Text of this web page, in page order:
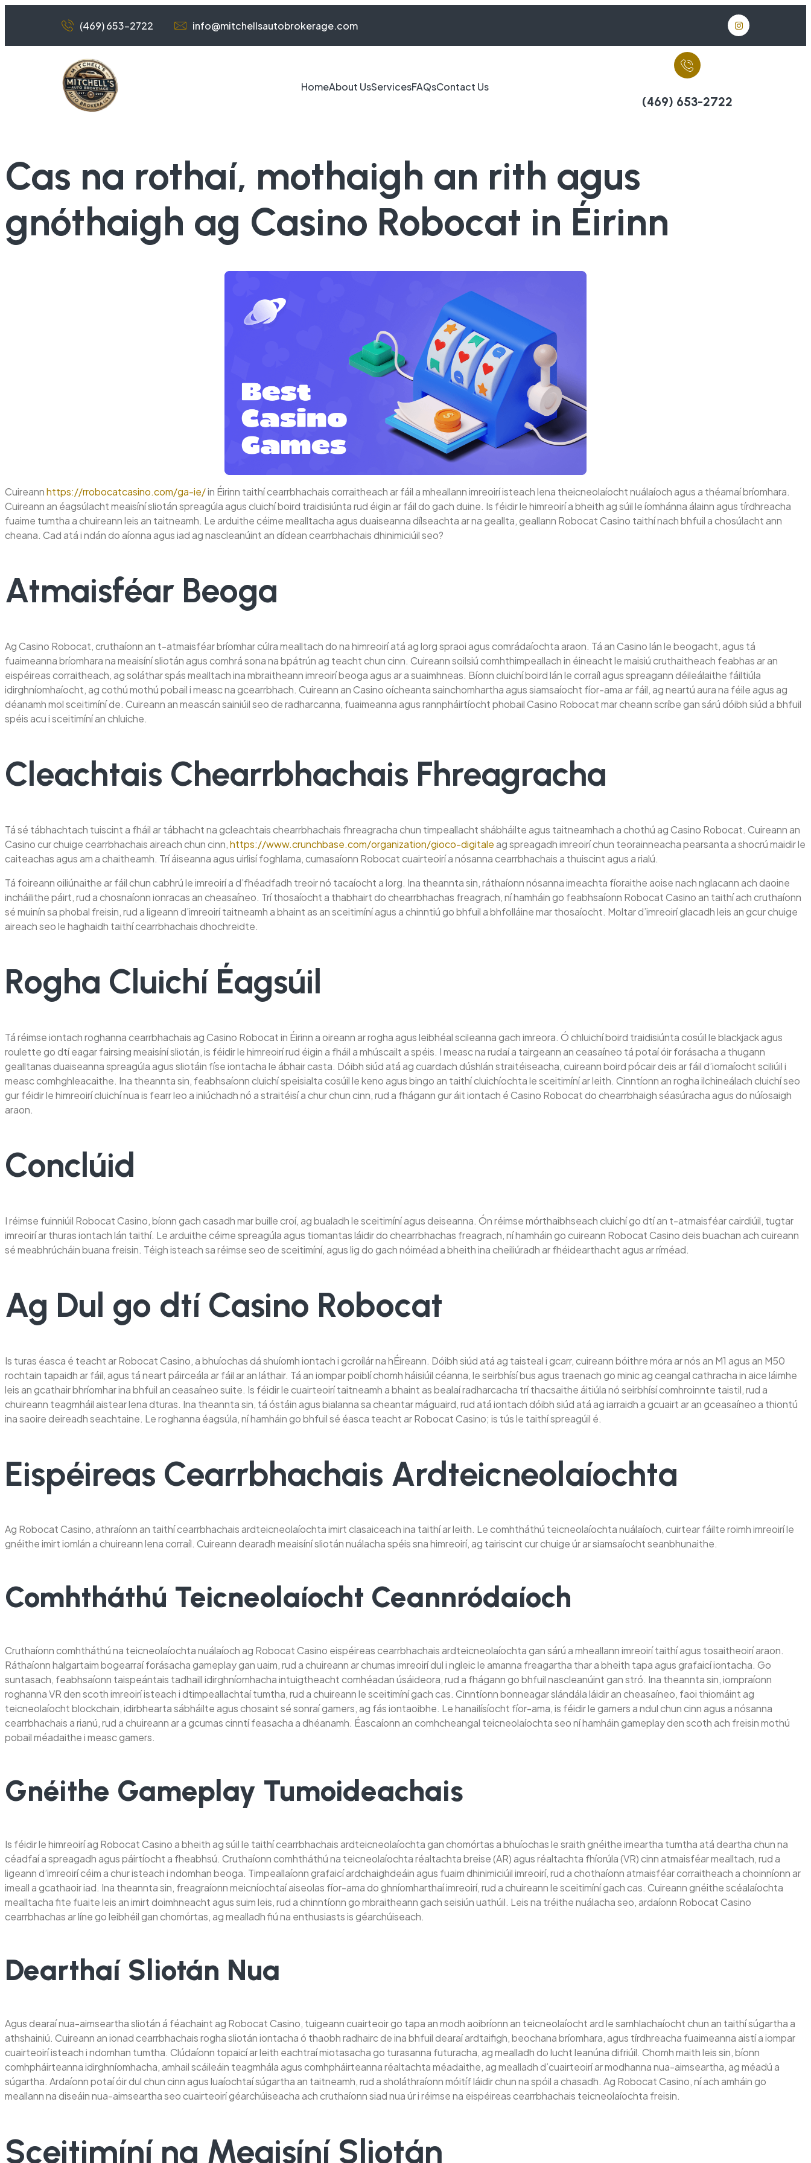
(469) 653-2722 info@mitchellsautobrokerage.com
HomeAbout UsServicesFAQsContact Us
(469) 653-2722
Cas na rothaí, mothaigh an rith agus
gnóthaigh ag Casino Robocat in Éirinn
Cuireannhttps://rrobocatcasino.com/ga-ie/in Éirinn taithí cearrbhachais corraitheach ar fáil a mheallann imreoirí isteach lena theicneolaíocht nuálaíoch agus a théamaí bríomhara.
Cuireann an éagsúlacht meaisíní sliotán spreagúla agus cluichí boird traidisiúnta rud éigin ar fáil do gach duine. Is féidir le himreoirí a bheith ag súil le íomhánna álainn agus tírdhreacha
fuaime tumtha a chuireann leis an taitneamh. Le arduithe céime mealltacha agus duaiseanna dílseachta ar na geallta, geallann Robocat Casino taithí nach bhfuil a chosúlacht ann
cheana. Cad atá i ndán do aíonna agus iad ag nascleanúint an dídean cearrbhachais dhinimiciúil seo?
Atmaisféar Beoga
Ag Casino Robocat, cruthaíonn an t-atmaisféar bríomhar cúlra mealltach do na himreoirí atá ag lorg spraoi agus comrádaíochta araon. Tá an Casino lán le beogacht, agus tá
fuaimeanna bríomhara na meaisíní sliotán agus comhrá sona na bpátrún ag teacht chun cinn. Cuireann soilsiú comhthimpeallach in éineacht le maisiú cruthaitheach feabhas ar an
eispéireas corraitheach, ag soláthar spás mealltach ina mbraitheann imreoirí beoga agus ar a suaimhneas. Bíonn cluichí boird lán le corraíl agus spreagann déileálaithe fáiltiúla
idirghníomhaíocht, ag cothú mothú pobail i measc na gcearrbhach. Cuireann an Casino oícheanta sainchomhartha agus siamsaíocht fíor-ama ar fáil, ag neartú aura na féile agus ag
déanamh mol sceitimíní de. Cuireann an meascán sainiúil seo de radharcanna, fuaimeanna agus rannpháirtíocht phobail Casino Robocat mar cheann scríbe gan sárú dóibh siúd a bhfuil
spéis acu i sceitimíní an chluiche.
Cleachtais Chearrbhachais Fhreagracha
Tá sé tábhachtach tuiscint a fháil ar tábhacht na gcleachtais chearrbhachais fhreagracha chun timpeallacht shábháilte agus taitneamhach a chothú ag Casino Robocat. Cuireann an
Casino cur chuige cearrbhachais aireach chun cinn,https://www.crunchbase.com/organization/gioco-digitaleag spreagadh imreoirí chun teorainneacha pearsanta a shocrú maidir le
caiteachas agus am a chaitheamh. Trí áiseanna agus uirlisí foghlama, cumasaíonn Robocat cuairteoirí a nósanna cearrbhachais a thuiscint agus a rialú.
Tá foireann oiliúnaithe ar fáil chun cabhrú le imreoirí a d’fhéadfadh treoir nó tacaíocht a lorg. Ina theannta sin, ráthaíonn nósanna imeachta fíoraithe aoise nach nglacann ach daoine
incháilithe páirt, rud a chosnaíonn ionracas an cheasaíneo. Trí thosaíocht a thabhairt do chearrbhachas freagrach, ní hamháin go feabhsaíonn Robocat Casino an taithí ach cruthaíonn
sé muinín sa phobal freisin, rud a ligeann d’imreoirí taitneamh a bhaint as an sceitimíní agus a chinntiú go bhfuil a bhfolláine mar thosaíocht. Moltar d’imreoirí glacadh leis an gcur chuige
aireach seo le haghaidh taithí cearrbhachais dhochreidte.
Rogha Cluichí Éagsúil
Tá réimse iontach roghanna cearrbhachais ag Casino Robocat in Éirinn a oireann ar rogha agus leibhéal scileanna gach imreora. Ó chluichí boird traidisiúnta cosúil le blackjack agus
roulette go dtí eagar fairsing meaisíní sliotán, is féidir le himreoirí rud éigin a fháil a mhúscailt a spéis. I measc na rudaí a tairgeann an ceasaíneo tá potaí óir forásacha a thugann
gealltanas duaiseanna spreagúla agus sliotáin físe iontacha le ábhair casta. Dóibh siúd atá ag cuardach dúshlán straitéiseacha, cuireann boird pócair deis ar fáil d’iomaíocht sciliúil i
measc comhghleacaithe. Ina theannta sin, feabhsaíonn cluichí speisialta cosúil le keno agus bingo an taithí cluichíochta le sceitimíní ar leith. Cinntíonn an rogha ilchineálach cluichí seo
gur féidir le himreoirí cluichí nua is fearr leo a iniúchadh nó a straitéisí a chur chun cinn, rud a fhágann gur áit iontach é Casino Robocat do chearrbhaigh séasúracha agus do núíosaigh
araon.
Conclúid
I réimse fuinniúil Robocat Casino, bíonn gach casadh mar buille croí, ag bualadh le sceitimíní agus deiseanna. Ón réimse mórthaibhseach cluichí go dtí an t-atmaisféar cairdiúil, tugtar
imreoirí ar thuras iontach lán taithí. Le arduithe céime spreagúla agus tiomantas láidir do chearrbhachas freagrach, ní hamháin go cuireann Robocat Casino deis buachan ach cuireann
sé meabhrúcháin buana freisin. Téigh isteach sa réimse seo de sceitimíní, agus lig do gach nóiméad a bheith ina cheiliúradh ar fhéidearthacht agus ar ríméad.
Ag Dul go dtí Casino Robocat
Is turas éasca é teacht ar Robocat Casino, a bhuíochas dá shuíomh iontach i gcroílár na hÉireann. Dóibh siúd atá ag taisteal i gcarr, cuireann bóithre móra ar nós an M1 agus an M50
rochtain tapaidh ar fáil, agus tá neart páirceála ar fáil ar an láthair. Tá an iompar poiblí chomh háisiúil céanna, le seirbhísí bus agus traenach go minic ag ceangal cathracha in aice láimhe
leis an gcathair bhríomhar ina bhfuil an ceasaíneo suite. Is féidir le cuairteoirí taitneamh a bhaint as bealaí radharcacha trí thacsaithe áitiúla nó seirbhísí comhroinnte taistil, rud a
chuireann teagmháil aistear lena dturas. Ina theannta sin, tá óstáin agus bialanna sa cheantar máguaird, rud atá iontach dóibh siúd atá ag iarraidh a gcuairt ar an gceasaíneo a thiontú
ina saoire deireadh seachtaine. Le roghanna éagsúla, ní hamháin go bhfuil sé éasca teacht ar Robocat Casino; is tús le taithí spreagúil é.
Eispéireas Cearrbhachais Ardteicneolaíochta
Ag Robocat Casino, athraíonn an taithí cearrbhachais ardteicneolaíochta imirt clasaiceach ina taithí ar leith. Le comhtháthú teicneolaíochta nuálaíoch, cuirtear fáilte roimh imreoirí le
gnéithe imirt iomlán a chuireann lena corraíl. Cuireann dearadh meaisíní sliotán nuálacha spéis sna himreoirí, ag tairiscint cur chuige úr ar siamsaíocht seanbhunaithe.
Comhtháthú Teicneolaíocht Ceannródaíoch
Cruthaíonn comhtháthú na teicneolaíochta nuálaíoch ag Robocat Casino eispéireas cearrbhachais ardteicneolaíochta gan sárú a mheallann imreoirí taithí agus tosaitheoirí araon.
Ráthaíonn halgartaim bogearraí forásacha gameplay gan uaim, rud a chuireann ar chumas imreoirí dul i ngleic le amanna freagartha thar a bheith tapa agus grafaicí iontacha. Go
suntasach, feabhsaíonn taispeántais tadhaill idirghníomhacha intuigtheacht comhéadan úsáideora, rud a fhágann go bhfuil nascleanúint gan stró. Ina theannta sin, iompraíonn
roghanna VR den scoth imreoirí isteach i dtimpeallachtaí tumtha, rud a chuireann le sceitimíní gach cas. Cinntíonn bonneagar slándála láidir an cheasaíneo, faoi thiomáint ag
teicneolaíocht blockchain, idirbhearta sábháilte agus chosaint sé sonraí gamers, ag fás iontaoibhe. Le hanailísíocht fíor-ama, is féidir le gamers a ndul chun cinn agus a nósanna
cearrbhachais a rianú, rud a chuireann ar a gcumas cinntí feasacha a dhéanamh. Éascaíonn an comhcheangal teicneolaíochta seo ní hamháin gameplay den scoth ach freisin mothú
pobail méadaithe i measc gamers.
Gnéithe Gameplay Tumoideachais
Is féidir le himreoirí ag Robocat Casino a bheith ag súil le taithí cearrbhachais ardteicneolaíochta gan chomórtas a bhuíochas le sraith gnéithe imeartha tumtha atá deartha chun na
céadfaí a spreagadh agus páirtíocht a fheabhsú. Cruthaíonn comhtháthú na teicneolaíochta réaltachta breise (AR) agus réaltachta fhíorúla (VR) cinn atmaisféar mealltach, rud a
ligeann d’imreoirí céim a chur isteach i ndomhan beoga. Timpeallaíonn grafaicí ardchaighdeáin agus fuaim dhinimiciúil imreoirí, rud a chothaíonn atmaisféar corraitheach a choinníonn ar
imeall a gcathaoir iad. Ina theannta sin, freagraíonn meicníochtaí aiseolas fíor-ama do ghníomharthaí imreoirí, rud a chuireann le sceitimíní gach cas. Cuireann gnéithe scéalaíochta
mealltacha fite fuaite leis an imirt doimhneacht agus suim leis, rud a chinntíonn go mbraitheann gach seisiún uathúil. Leis na tréithe nuálacha seo, ardaíonn Robocat Casino
cearrbhachas ar líne go leibhéil gan chomórtas, ag mealladh fiú na enthusiasts is géarchúiseach.
Dearthaí Sliotán Nua
Agus dearaí nua-aimseartha sliotán á féachaint ag Robocat Casino, tuigeann cuairteoir go tapa an modh aoibríonn an teicneolaíocht ard le samhlachaíocht chun an taithí súgartha a
athshainiú. Cuireann an ionad cearrbhachais rogha sliotán iontacha ó thaobh radhairc de ina bhfuil dearaí ardtaifigh, beochana bríomhara, agus tírdhreacha fuaimeanna aistí a iompar
cuairteoirí isteach i ndomhan tumtha. Clúdaíonn topaicí ar leith eachtraí miotasacha go turasanna futuracha, ag mealladh do lucht leanúna difriúil. Chomh maith leis sin, bíonn
comhpháirteanna idirghníomhacha, amhail scáileáin teagmhála agus comhpháirteanna réaltachta méadaithe, ag mealladh d’cuairteoirí ar modhanna nua-aimseartha, ag méadú a
súgartha. Ardaíonn potaí óir dul chun cinn agus luaíochtaí súgartha an taitneamh, rud a sholáthraíonn móitíf láidir chun na spóil a chasadh. Ag Robocat Casino, ní ach amháin go
meallann na diseáin nua-aimseartha seo cuairteoirí géarchúiseacha ach cruthaíonn siad nua úr i réimse na eispéireas cearrbhachais teicneolaíochta freisin.
Sceitimíní na Meaisíní Sliotán